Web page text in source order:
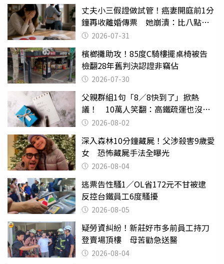
丈夫小三假證做試管！癌妻開庭前1分
鐘再收離婚傳票 她崩潰：比八點檔
還扯2026-07-31
檳榔攤助攻！85度C騎樓擺桌椅被告
檢翻28年舊判決認證非竊佔
2026-07-30
父親群組1句「8／8快到了」掀熱
議！ 10萬人笑翻：高鐵疏運也沒列
父親節
2026-08-02
深入森林10分鐘藏屍！父涉殺害9歲愛
女 恐怖藏屍手法全曝光
2026-08-04
逃票告性騷1／OL省172元不甘被逮
反控台鐵員工6度騷擾
2026-08-05
疑勞資糾紛！新莊好市多前員工持刀
登賣場頂樓 母苦勸急送醫
2026-08-04